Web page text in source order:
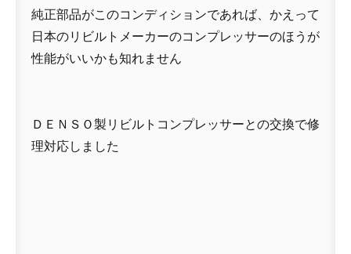
純正部品がこのコンディションであれば、かえって
日本のリビルトメーカーのコンプレッサーのほうが
性能がいいかも知れません
ＤＥＮＳＯ製リビルトコンプレッサーとの交換で修
理対応しました